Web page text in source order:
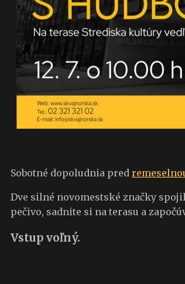
Sobotné dopoludnia pred
Dve silné novomestské značky
pečivo, sadnite si na terasu a
Vstup voľný.